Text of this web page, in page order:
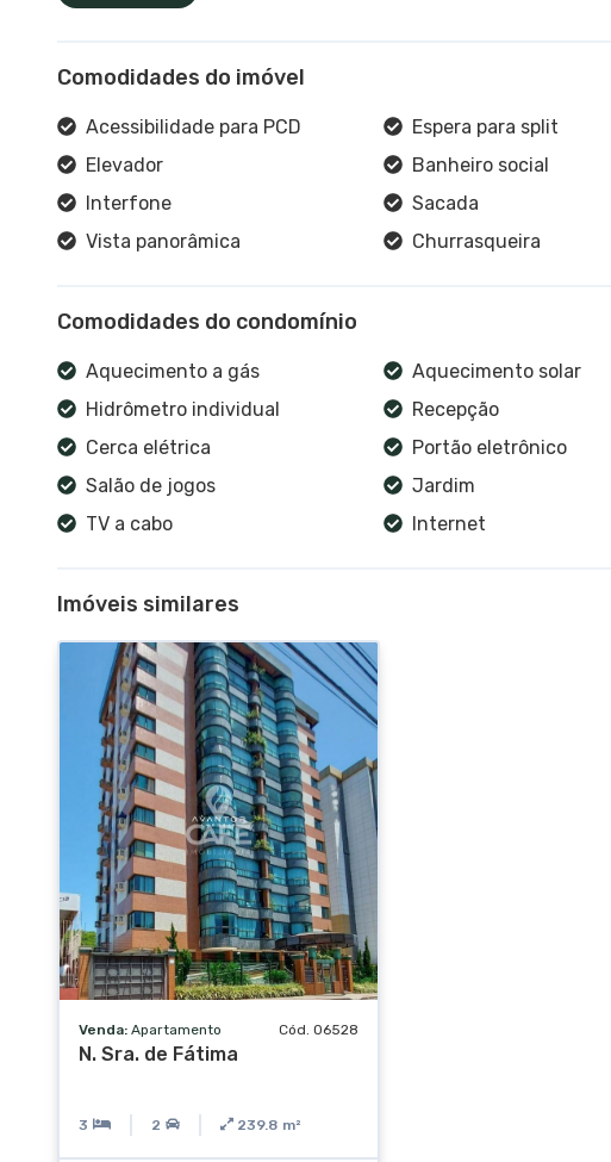
Comodidades do imóvel
Acessibilidade para PCD Espera para split
Elevador
Banheiro social
Interfone
Sacada
Vista panorâmica
Churrasqueira
Comodidades do condomínio
Aquecimento a gás Aquecimento solar
Hidrômetro individual
Recepção
Cerca elétrica
Portão eletrônico
Salão de jogos
Jardim
TV a cabo
Internet
Imóveis similares
Venda: Apartamento Cód. 06528
N. Sra. de Fátima
3 2 239.8 m²